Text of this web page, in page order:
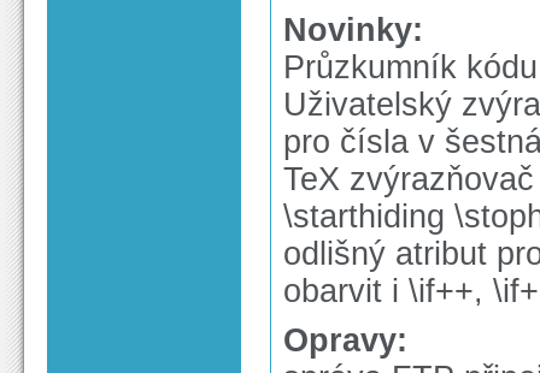
Novinky:
Průzkumník
Uživatelský
pro čísla v
TeX
\starthiding
odlišný atribut
obarvit i \if++,
Opravy: